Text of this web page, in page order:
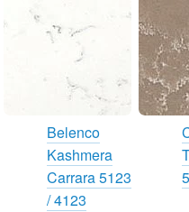
Belenco
Kashmera
Carrara 5123
/ 4123